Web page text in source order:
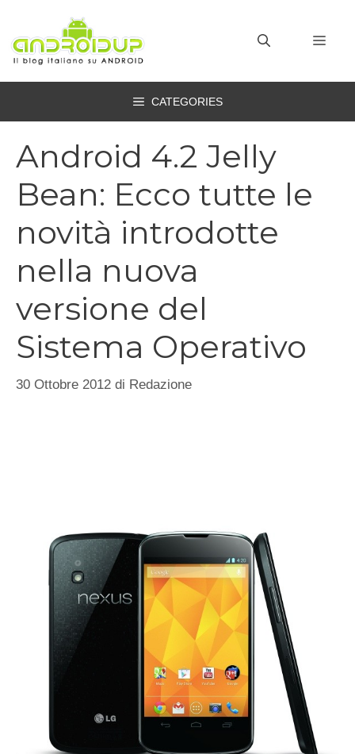
contenuto
CATEGORIES
Android 4.2 Jelly
Bean: Ecco tutte le
novità introdotte
nella nuova
versione del
Sistema Operativo
30 Ottobre 2012 di Redazione